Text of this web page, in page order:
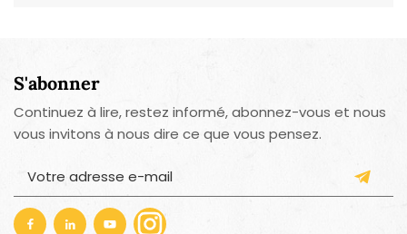
S'abonner
Continuez à lire, restez informé, abonnez-vous et nous
vous invitons à nous dire ce que vous pensez.